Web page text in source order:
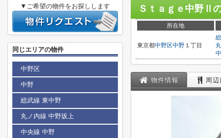
Ｓｔａｇｅ中野Ⅱ
所在地
東京都中野区中野 １丁目
物件情報 周
▼ご希望の物件をお探しします
同じエリアの物件
中野区
中野
総武線 東中野
丸ノ内線 中野坂上
中央線 中野